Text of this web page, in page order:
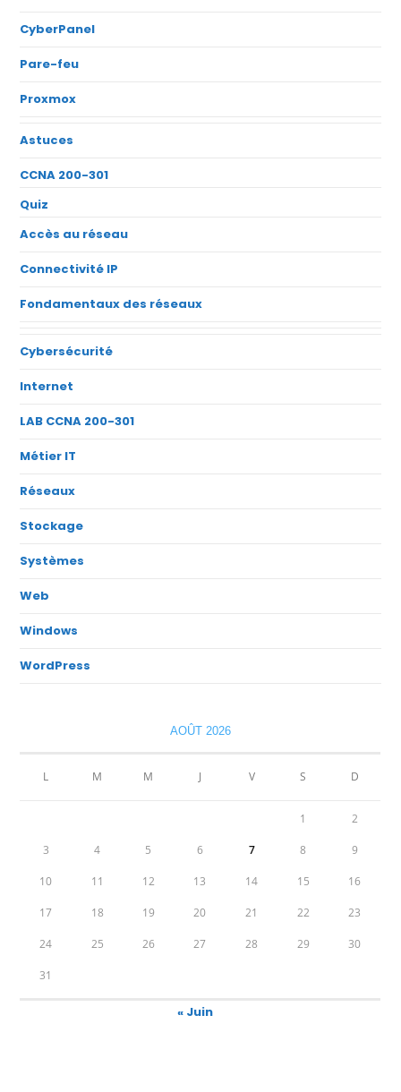
CyberPanel
Pare-feu
Proxmox
Astuces
CCNA 200-301
Quiz
Accès au réseau
Connectivité IP
Fondamentaux des réseaux
Cybersécurité
Internet
LAB CCNA 200-301
Métier IT
Réseaux
Stockage
Systèmes
Web
Windows
WordPress
AOÛT 2026
L M M J V S D
1 2
3 4 5 6 7 8 9
10 11 12 13 14 15 16
17 18 19 20 21 22 23
24 25 26 27 28 29 30
31
« Juin